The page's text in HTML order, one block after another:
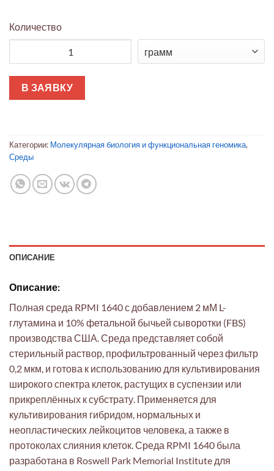
Количество
В ЗАЯВКУ
Категории: Молекулярная биология и функциональная геномика,
Среды
ОПИСАНИЕ
Описание:
Полная среда RPMI 1640 с добавлением 2 мМ L-
глутамина и 10% фетальной бычьей сыворотки (FBS)
производства США. Среда представляет собой
стерильный раствор, профильтрованный через фильтр
0,2 мкм, и готова к использованию для культивирования
широкого спектра клеток, растущих в суспензии или
прикреплённых к субстрату. Применяется для
культивирования гибридом, нормальных и
неопластических лейкоцитов человека, а также в
протоколах слияния клеток. Среда RPMI 1640 была
разработана в Roswell Park Memorial Institute для